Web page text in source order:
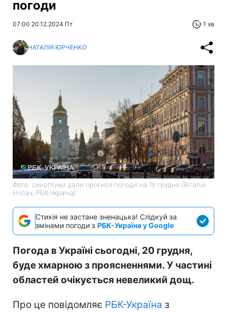
погоди
07:00 20.12.2024 Пт 1 хв
НАТАЛІЯ ЮРЧЕНКО
Фото: синоптики дали прогноз погоди на 19 грудня (Віталій
Носач, РБК-Україна)
Стихія не застане зненацька! Слідкуй за
змінами погоди з РБК-Україна у Google
Погода в Україні сьогодні, 20 грудня,
буде хмарною з проясненнями. У частині
областей очікується невеликий дощ.
Про це повідомляє РБК-Україна з